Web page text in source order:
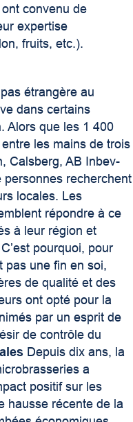
convenu de
expertise
fruits, etc.).
étrangère au
dans certains
Alors que les 1 400
les mains de trois
Calsberg, AB Inbev-
recherchent
locales. Les
répondre à ce
à leur région et
pourquoi, pour
pas une fin en soi,
de qualité et des
ont opté pour la
par un esprit de
de contrôle du
Depuis dix ans, la
a
positif sur les
hausse récente de la